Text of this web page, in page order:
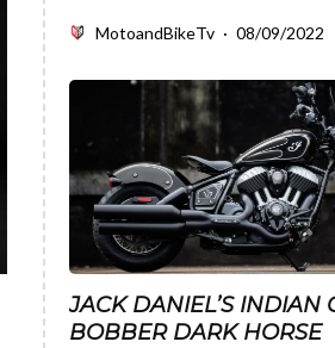
MotoandBikeTv · 08/09/2022
JACK DANIEL’S INDIAN
BOBBER DARK HORSE